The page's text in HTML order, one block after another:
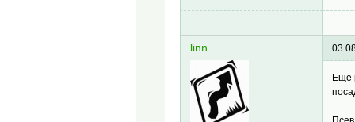
linn
Еще